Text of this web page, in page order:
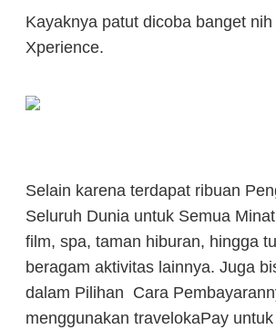
Kayaknya patut dicoba banget
Xperience.
Selain karena terdapat ribuan
Seluruh Dunia untuk Semua
film, spa, taman hiburan, hingga
beragam aktivitas lainnya. Juga
dalam Pilihan Cara
menggunakan travelokaPay